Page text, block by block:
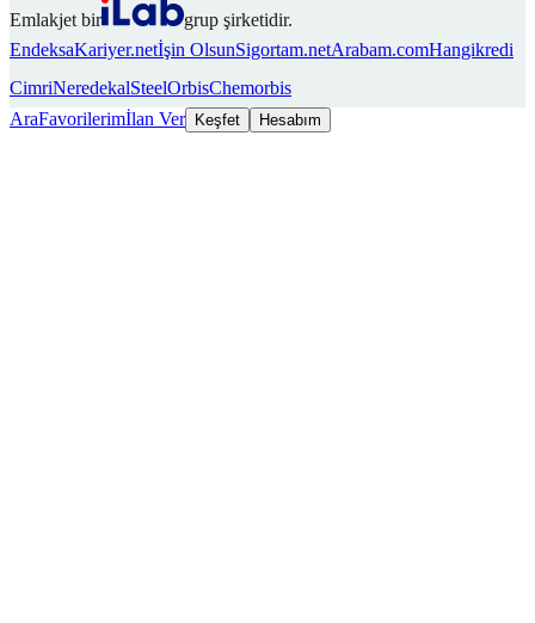
Emlakjet bir
grup şirketidir.
EndeksaKariyer.netİşin OlsunSigortam.netArabam.comHangikredi
CimriNeredekalSteelOrbisChemorbis
AraFavorilerimİlan Ver Keşfet Hesabım